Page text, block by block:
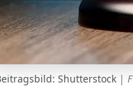
Shutterstock |